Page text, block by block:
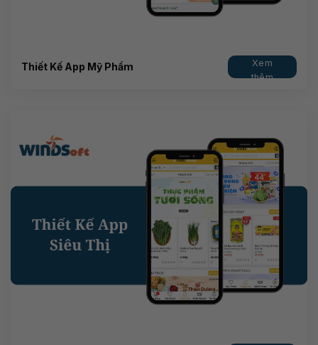
Thiết Kế App Mỹ Phẩm
Xem
thêm